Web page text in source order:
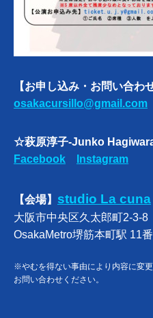
【お申し込み・お問い合わせ
osakacursillo@gmail.com
☆萩原淳子-Junko
Facebook
Instagram
【会場】 studio La cuna
大阪市中央区久太郎町2-3-
OsakaMetro堺筋本町駅 11
※やむを得ない事由により内容に変
お問い合わせください。